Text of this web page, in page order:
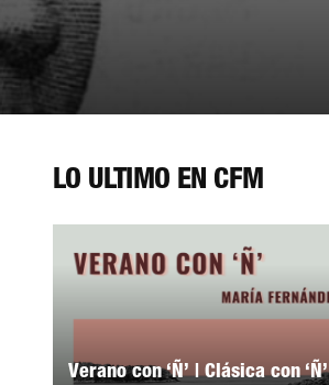
LO ÚLTIMO EN CFM
Verano con ‘Ñ’ | Clásica con ‘Ñ’